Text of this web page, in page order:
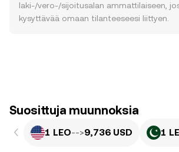
laki-/vero-/sijoitusalan ammattilaiseen,
kysyttävää omaan tilanteeseesi liittyen.
Suosittuja muunnoksia
1 LEO-->9,736 USD 1